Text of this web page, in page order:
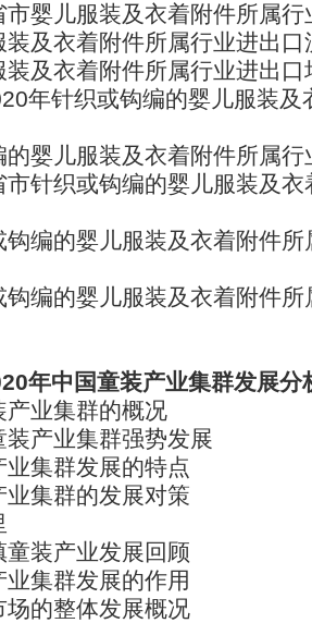
婴儿服装及衣着附件所属行
装及衣着附件所属行业进出口
装及衣着附件所属行业进出口
年针织或钩编的婴儿服装及
的婴儿服装及衣着附件所属行
针织或钩编的婴儿服装及
钩编的婴儿服装及衣着附件
钩编的婴儿服装及衣着附件
年中国童装产业集群发展分
业集群的概况
产业集群强势发展
集群发展的特点
集群的发展对策
装产业发展回顾
集群发展的作用
场的整体发展概况